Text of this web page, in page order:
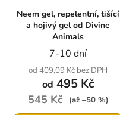
Neem gel, repelentní, tišící
a hojivý gel od Divine
Animals
7-10 dní
od 409,09 Kč bez DPH
od 495 Kč
545 Kč (až –50 %)